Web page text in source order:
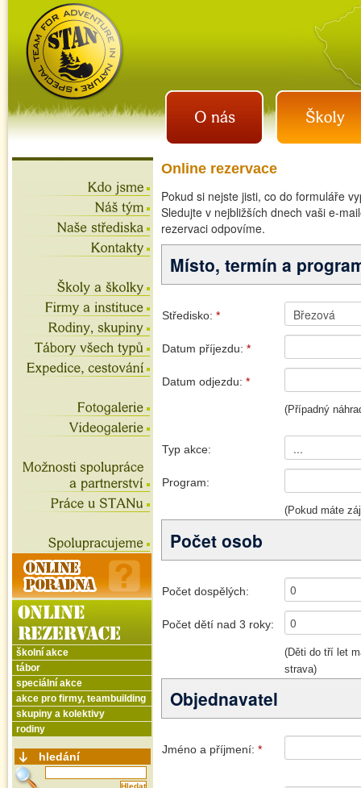
istan.cz
letní tábory 2026, školní
výlety, akce na víkend,
teambuilding
Online rezervace
školní akce
tábor
speciální akce
akce pro firmy, teambuilding
skupiny a kolektivy
rodiny
hledání